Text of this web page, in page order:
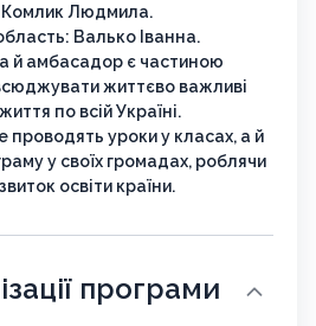
Комлик Людмила.
Валько Іванна.
й амбасадор є частиною
життєво важливі
по всій Україні.
уроки у класах, а й
у своїх громадах, роблячи
освіти країни.
програми